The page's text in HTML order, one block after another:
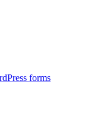
forms